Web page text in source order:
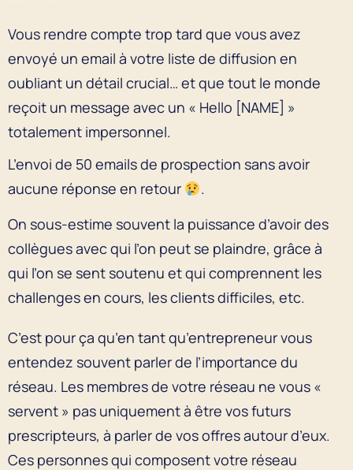
Vous rendre compte trop tard que vous avez
envoyé un email à votre liste de diffusion en
oubliant un détail crucial… et que tout le monde
reçoit un message avec un « Hello [NAME] »
totalement impersonnel.
L’envoi de 50 emails de prospection sans avoir
aucune réponse en retour
.
On sous-estime souvent la puissance d’avoir des
collègues avec qui l’on peut se plaindre, grâce à
qui l’on se sent soutenu et qui comprennent les
challenges en cours, les clients difficiles, etc.
C’est pour ça qu’en tant qu’entrepreneur vous
entendez souvent parler de l’importance du
réseau. Les membres de votre réseau ne vous «
servent » pas uniquement à être vos futurs
prescripteurs, à parler de vos offres autour d’eux.
Ces personnes qui composent votre réseau